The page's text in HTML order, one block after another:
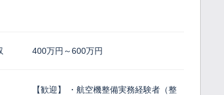
400万円～600万円
【歓迎】 ・航空機整備実務経験者（整